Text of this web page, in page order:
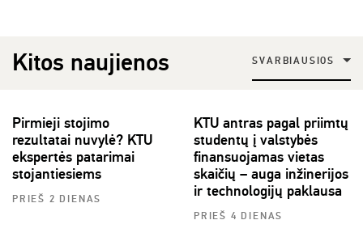
Kitos naujienos SVARBIAUSIOS
Pirmieji stojimo
rezultatai nuvylė? KTU
ekspertės patarimai
stojantiesiems
PRIEŠ 2 DIENAS
KTU antras pagal priimtų
studentų į valstybės
finansuojamas vietas
skaičių – auga inžinerijos
ir technologijų paklausa
PRIEŠ 4 DIENAS